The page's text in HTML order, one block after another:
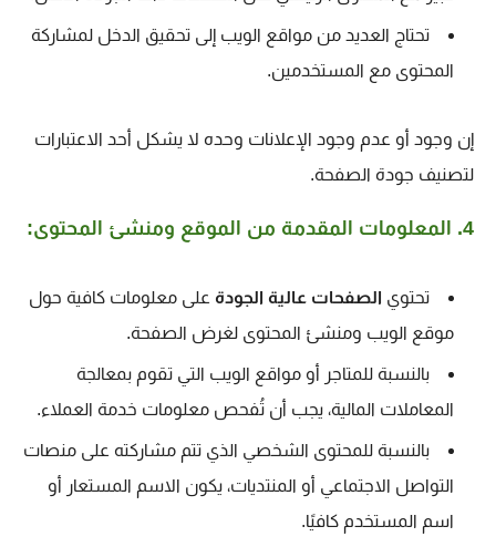
تحتاج العديد من مواقع الويب إلى تحقيق الدخل لمشاركة
المحتوى مع المستخدمين.
إن وجود أو عدم وجود الإعلانات وحده لا يشكل أحد الاعتبارات
لتصنيف جودة الصفحة.
4. المعلومات المقدمة من الموقع ومنشئ المحتوى:
تحتوي الصفحات عالية الجودة على معلومات كافية حول
موقع الويب ومنشئ المحتوى لغرض الصفحة.
بالنسبة للمتاجر أو مواقع الويب التي تقوم بمعالجة
المعاملات المالية، يجب أن تُفحص معلومات خدمة العملاء.
بالنسبة للمحتوى الشخصي الذي تتم مشاركته على منصات
التواصل الاجتماعي أو المنتديات، يكون الاسم المستعار أو
اسم المستخدم كافيًا.